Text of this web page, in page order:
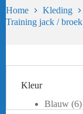
Home Kleding
Training jack / broek
Kleur
Blauw (6)